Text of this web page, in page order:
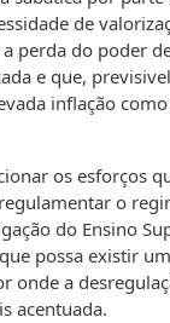
de
perda do poder
e que,
inflação
os esforços
o
do Ensino
possa existir
onde a
acentuada.